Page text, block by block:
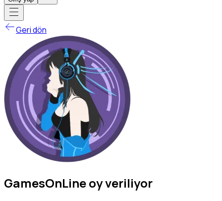
Geri dön
GamesOnLine oy veriliyor